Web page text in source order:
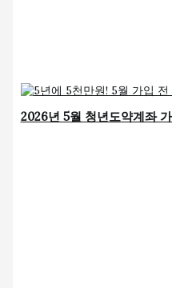
2026년 5월 청년도약계좌